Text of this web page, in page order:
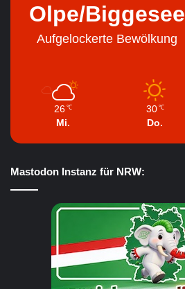
Olpe/Biggesee
Aufgelockerte Bewölkung
26 ℃
Mi.
30 ℃
Do.
Mastodon Instanz für NRW: